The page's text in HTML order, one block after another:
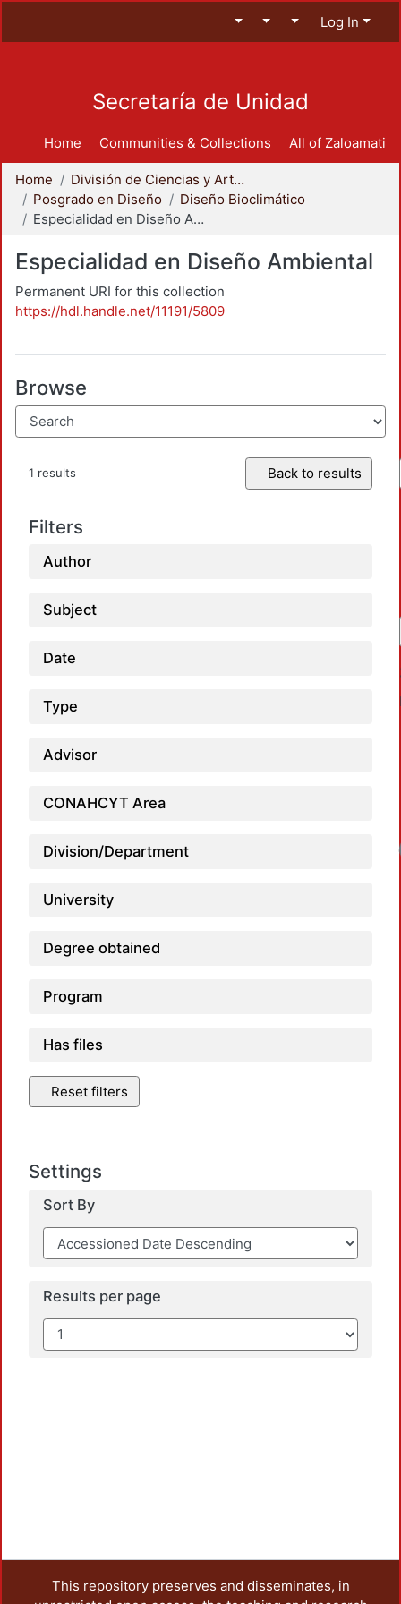
Log In
Secretaría de Unidad
Home Communities & Collections All of Zaloamati
Home
División de Ciencias y Artes para el Diseño
Posgrado en Diseño
Diseño Bioclimático
Especialidad en Diseño Ambiental
Especialidad en Diseño Ambiental
Permanent URI for this collection
https://hdl.handle.net/11191/5809
Browse
1 results Back to results
Filters
Author
Subject
Date
Type
Advisor
CONAHCYT Area
Division/Department
University
Degree obtained
Program
Has files
Reset filters
Settings
Sort By
Results per page
This repository preserves and disseminates, in